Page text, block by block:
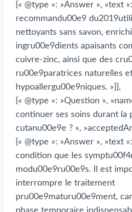
{« @type »: »Answer », »text
recommandu00e9
nettoyants sans savon,
ingru00e9dients apaisants
cuivre-zinc, ainsi que des
ru00e9paratrices naturelles
hypoallergu00e9niques. »}},
{« @type »: »Question »,
continuer ses soins durant la
cutanu00e9e ? »,
{« @type »: »Answer », »text
condition que les
modu00e9ru00e9s. Il est
interrompre le traitement
pru00e9maturu00e9ment,